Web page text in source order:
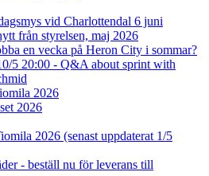
vid Charlottendal 6 juni
från styrelsen, maj 2026
en vecka på Heron City i sommar?
5 20:00 - Q&A about sprint with
2026
2026
2026 (senast uppdaterat 1/5
- beställ nu för leverans till